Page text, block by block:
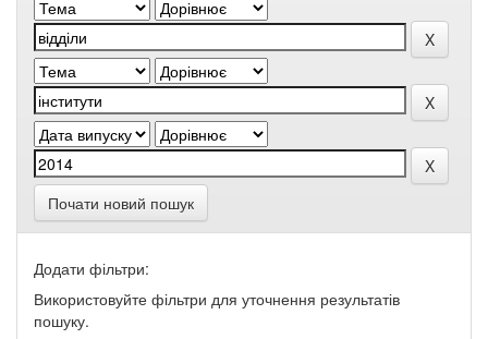
Почати новий пошук
Додати фільтри:
Використовуйте фільтри для уточнення результатів
пошуку.